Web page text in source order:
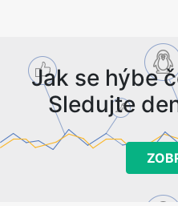
Jak se hýbe
Sledujte